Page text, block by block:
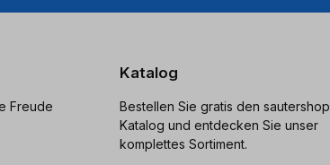
Freude
Katalog
Bestellen Sie gratis den sautershop
Katalog und entdecken Sie unser
komplettes Sortiment.